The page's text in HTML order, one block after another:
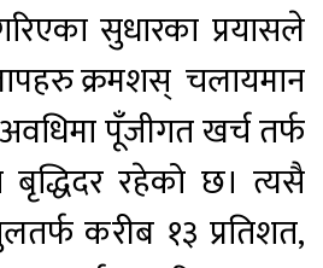
सुधारका प्रयासले
क्रमशस् चलायमान
पूँजीगत खर्च तर्फ
बृद्धिदर रहेको छ। त्यसै
करीब १३ प्रतिशत,